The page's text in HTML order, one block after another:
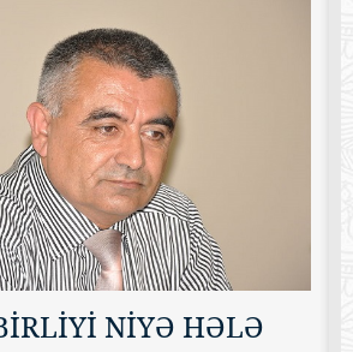
NİYƏ HƏLƏ